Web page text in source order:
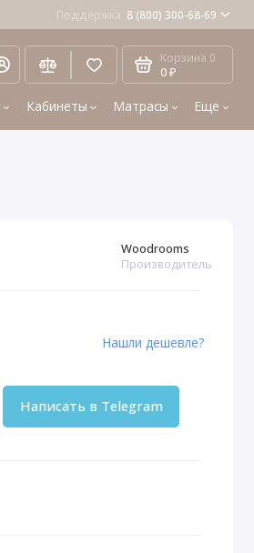
Поддержка 8 (800) 300-68-69
Корзина 0
0 ₽
Кабинеты Матрасы Еще
Woodrooms
Производитель
Написать в Telegram
Нашли дешевле?